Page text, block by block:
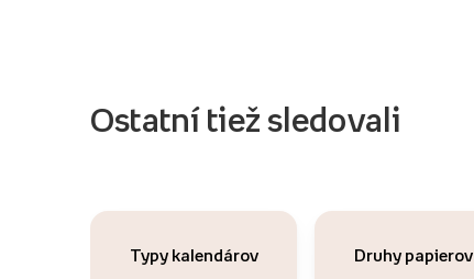
Ostatní tiež sledovali
Typy kalendárov Druhy papierov